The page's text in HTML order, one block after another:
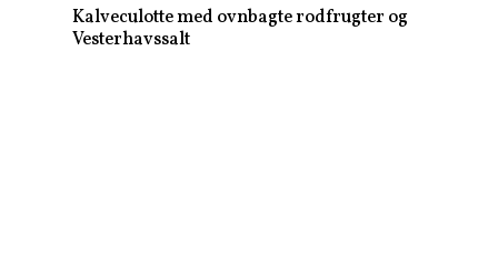
Kalveculotte med ovnbagte rodfrugter og
Vesterhavssalt